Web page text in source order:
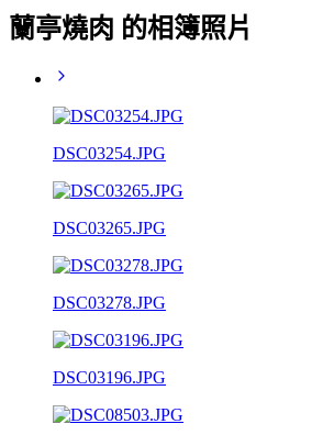
蘭亭燒肉 的相簿照片
DSC03254.JPG
DSC03265.JPG
DSC03278.JPG
DSC03196.JPG